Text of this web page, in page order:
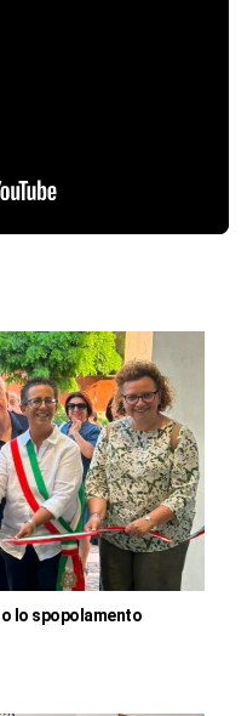
lo spopolamento